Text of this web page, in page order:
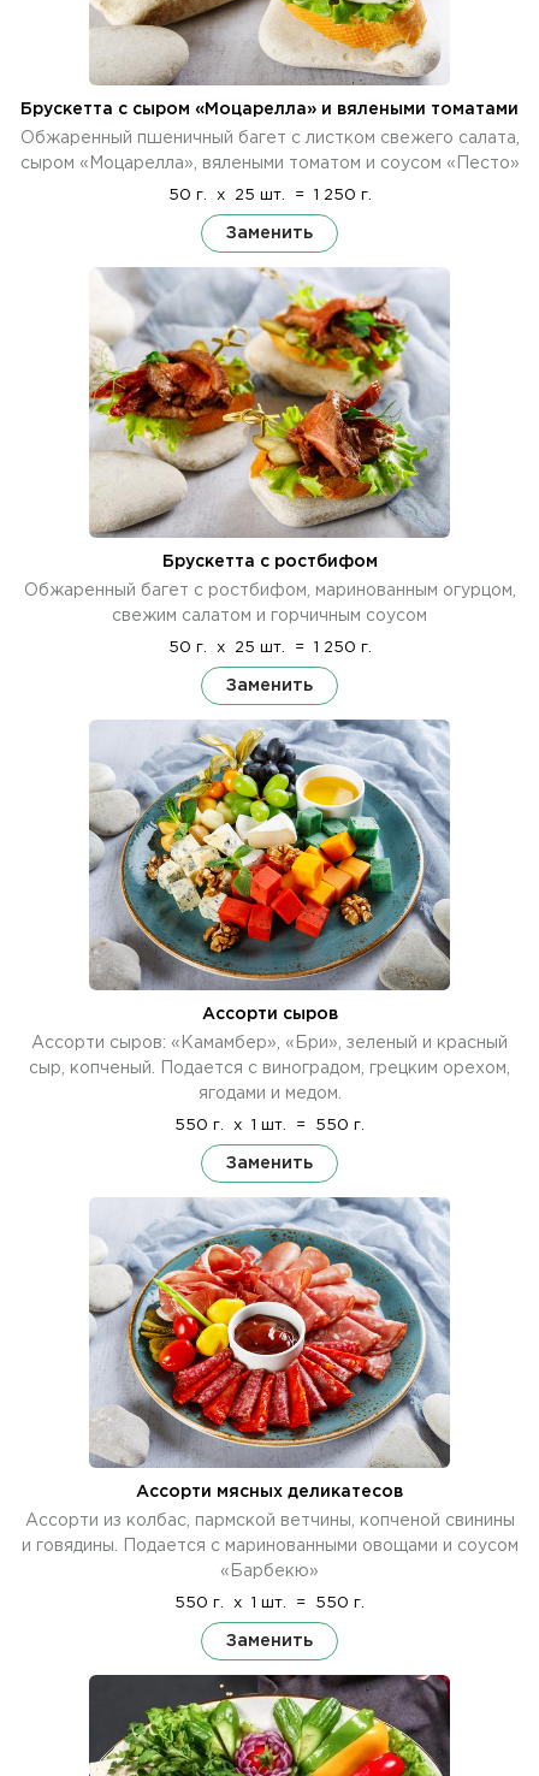
Брускетта с сыром «Моцарелла» и вялеными томатами
Обжаренный пшеничный багет с листком свежего салата,
сыром «Моцарелла», вялеными томатом и соусом «Песто»
50 г. x 25 шт. = 1 250 г.
Заменить
Брускетта с ростбифом
Обжаренный багет с ростбифом, маринованным огурцом,
свежим салатом и горчичным соусом
50 г. x 25 шт. = 1 250 г.
Заменить
Ассорти сыров
Ассорти сыров: «Камамбер», «Бри», зеленый и красный
сыр, копченый. Подается с виноградом, грецким орехом,
ягодами и медом.
550 г. x 1 шт. = 550 г.
Заменить
Ассорти мясных деликатесов
Ассорти из колбас, пармской ветчины, копченой свинины
и говядины. Подается с маринованными овощами и соусом
«Барбекю»
550 г. x 1 шт. = 550 г.
Заменить